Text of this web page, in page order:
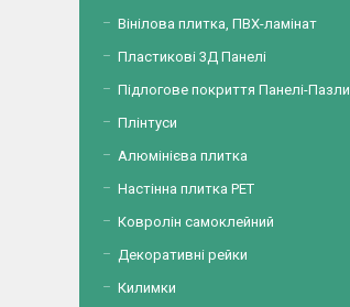
Вінілова плитка, ПВХ-ламінат
Пластикові 3Д Панелі
Підлогове покриття Панелі-Пазли
Плінтуси
Алюмінієва плитка
Настінна плитка PET
Ковролін самоклейний
Декоративні рейки
Килимки